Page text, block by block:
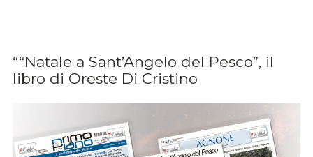
““Natale a Sant’Angelo del Pesco”, il
libro di Oreste Di Cristino